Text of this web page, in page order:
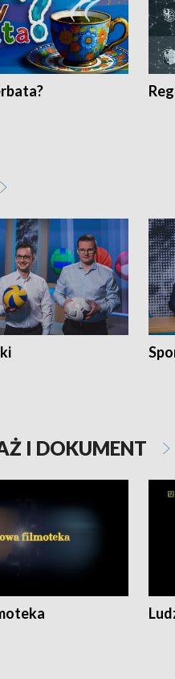
I DOKUMENT